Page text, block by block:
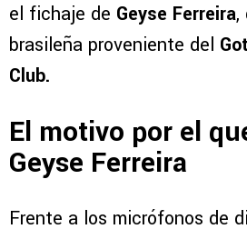
el fichaje de Geyse Ferreira,
brasileña proveniente del
Club.
El motivo por el
Geyse Ferreira
Frente a los micrófonos de